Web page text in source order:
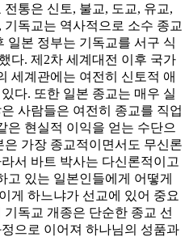
통은 신토, 불교, 도교, 유교,
독교는 역사적으로 소수 종교
일본 정부는 기독교를 서구 식
다. 제2차 세계대전 이후 국가
세계관에는 여전히 신토적 애
다. 또한 일본 종교는 매우 실
사람들은 여전히 종교를 직업
은 현실적 이익을 얻는 수단으
가장 종교적이면서도 무신론
서 바트 박사는 다신론적이고
고 있는 일본인들에게 어떻게
게 하느냐가 선교에 있어 중요
독교 개종은 단순한 종교 선
으로 이어져 하나님의 성품과